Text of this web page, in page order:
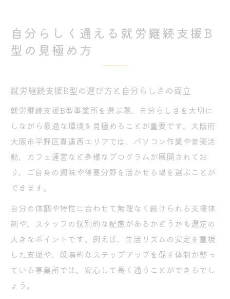
自分らしく通える就労継続支援B
型の見極め方
就労継続支援B型の選び方と自分らしさの両立
就労継続支援B型事業所を選ぶ際、自分らしさを大切に
しながら最適な環境を見極めることが重要です。大阪府
大阪市平野区喜連西エリアでは、パソコン作業や音楽活
動、カフェ運営など多様なプログラムが展開されてお
り、ご自身の興味や得意分野を活かせる場を選ぶことが
できます。
自分の体調や特性に合わせて無理なく続けられる支援体
制や、スタッフの個別的な配慮があるかどうかも選定の
大きなポイントです。例えば、生活リズムの安定を重視
した支援や、段階的なステップアップを促す体制が整っ
ている事業所では、安心して長く通うことができるでし
ょう。